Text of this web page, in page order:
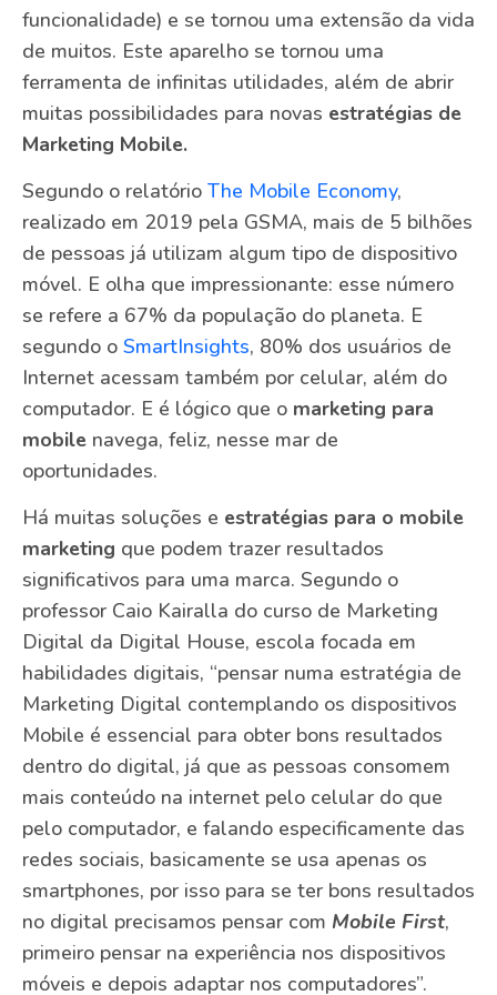
funcionalidade) e se tornou uma extensão da vida
de muitos. Este aparelho se tornou uma
ferramenta de infinitas utilidades, além de abrir
muitas possibilidades para novas estratégias de
Marketing Mobile.
Segundo o relatório The Mobile Economy,
realizado em 2019 pela GSMA, mais de 5 bilhões
de pessoas já utilizam algum tipo de dispositivo
móvel. E olha que impressionante: esse número
se refere a 67% da população do planeta. E
segundo o SmartInsights, 80% dos usuários de
Internet acessam também por celular, além do
computador. E é lógico que o marketing para
mobile navega, feliz, nesse mar de
oportunidades.
Há muitas soluções e estratégias para o mobile
marketing que podem trazer resultados
significativos para uma marca. Segundo o
professor Caio Kairalla do curso de Marketing
Digital da Digital House, escola focada em
habilidades digitais, “pensar numa estratégia de
Marketing Digital contemplando os dispositivos
Mobile é essencial para obter bons resultados
dentro do digital, já que as pessoas consomem
mais conteúdo na internet pelo celular do que
pelo computador, e falando especificamente das
redes sociais, basicamente se usa apenas os
smartphones, por isso para se ter bons resultados
no digital precisamos pensar com Mobile First,
primeiro pensar na experiência nos dispositivos
móveis e depois adaptar nos computadores”.